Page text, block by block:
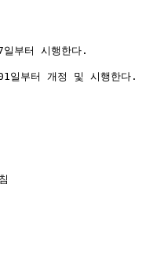
부터 시행한다.
부터 개정 및 시행한다.